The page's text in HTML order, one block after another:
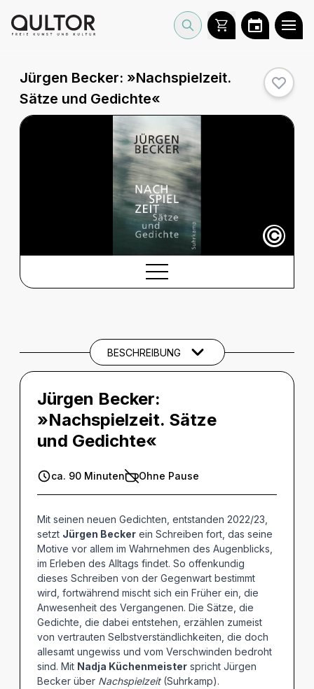
Jürgen Becker: »Nachspielzeit.
Sätze und Gedichte«
©
BESCHREIBUNG
Jürgen Becker:
»Nachspielzeit. Sätze
und Gedichte«
ca. 90 Minuten Ohne Pause
Mit seinen neuen Gedichten, entstanden 2022/23,
setzt Jürgen Becker ein Schreiben fort, das seine
Motive vor allem im Wahrnehmen des Augenblicks,
im Erleben des Alltags findet. So offenkundig
dieses Schreiben von der Gegenwart bestimmt
wird, fortwährend mischt sich ein Früher ein, die
Anwesenheit des Vergangenen. Die Sätze, die
Gedichte, die dabei entstehen, erzählen zumeist
von vertrauten Selbstverständlichkeiten, die doch
allesamt ungewiss und vom Verschwinden bedroht
sind. Mit Nadja Küchenmeister spricht Jürgen
Becker über Nachspielzeit (Suhrkamp).